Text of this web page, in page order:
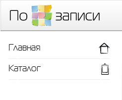
Главная
Каталог